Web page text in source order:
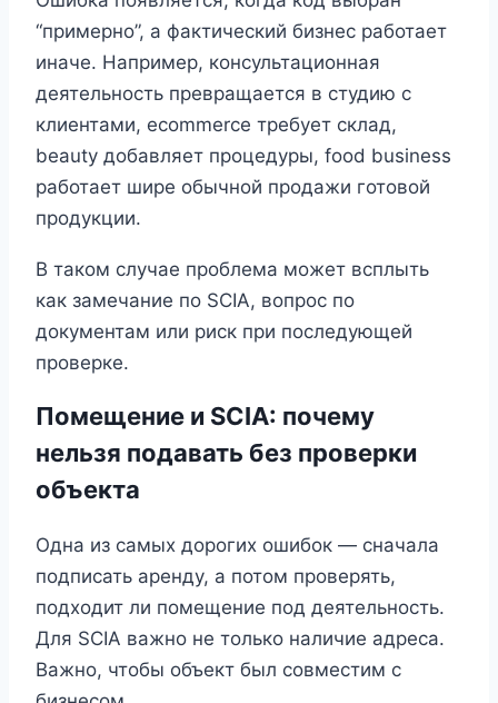
“примерно”, а фактический бизнес работает
иначе. Например, консультационная
деятельность превращается в студию с
клиентами, ecommerce требует склад,
beauty добавляет процедуры, food business
работает шире обычной продажи готовой
продукции.
В таком случае проблема может всплыть
как замечание по SCIA, вопрос по
документам или риск при последующей
проверке.
Помещение и SCIA: почему
нельзя подавать без проверки
объекта
Одна из самых дорогих ошибок — сначала
подписать аренду, а потом проверять,
подходит ли помещение под деятельность.
Для SCIA важно не только наличие адреса.
Важно, чтобы объект был совместим с